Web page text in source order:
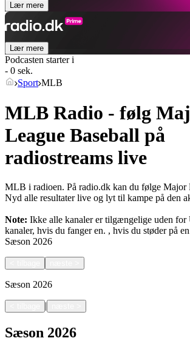
Lær mere
Lær mere
Podcasten starter i
- 0 sek.
Sport MLB
MLB Radio - følg
League Baseball på
radiostreams live
MLB i radioen. På radio.dk kan du følge Major
Nyd alle resultater live og lyt til kampe på den
Note: Ikke alle kanaler er tilgængelige uden for
kanaler, hvis du fanger en. , hvis du støder på
Sæson 2026
Sæson 2026
|
Sæson 2026